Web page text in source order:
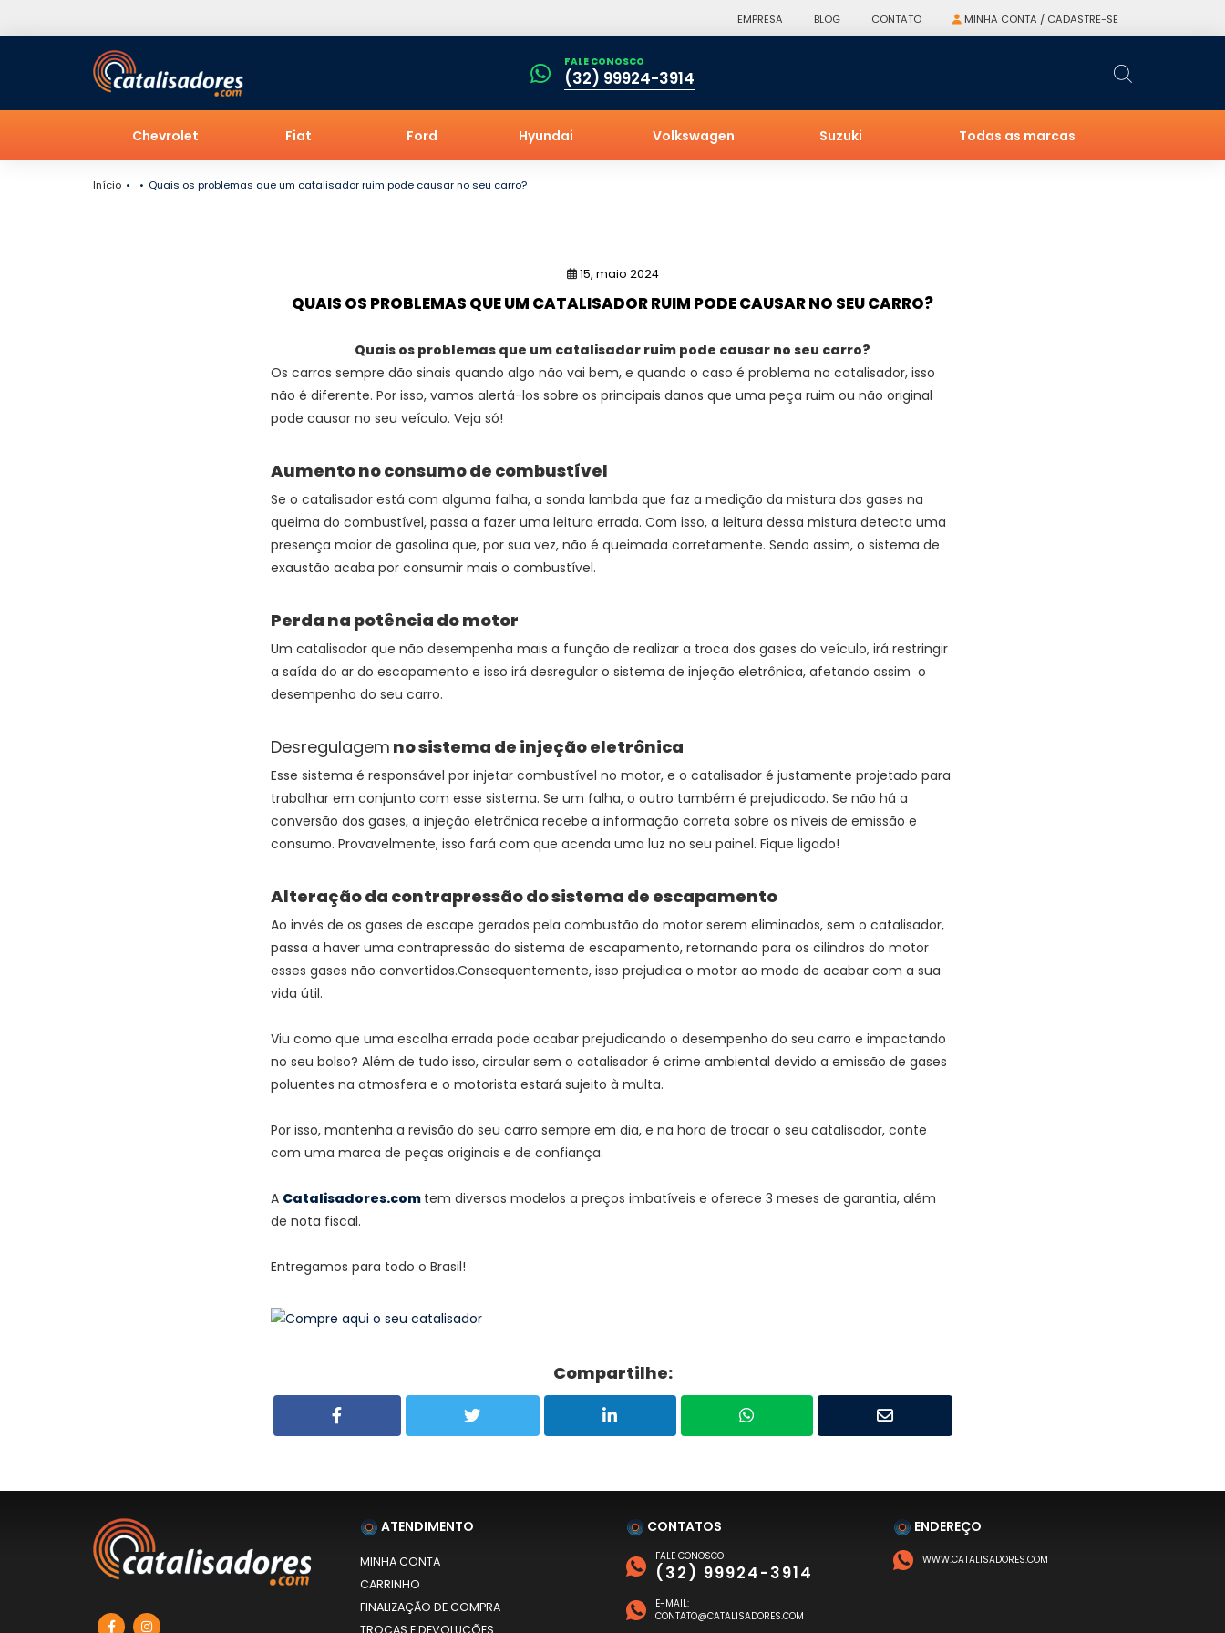
EMPRESA BLOG CONTATO MINHA CONTA / CADASTRE-SE
FALE CONOSCO
(32) 99924-3914
Chevrolet Fiat Ford Hyundai Volkswagen Suzuki Todas as marcas
Início Quais os problemas que um catalisador ruim pode causar no seu carro?
15, maio 2024
QUAIS OS PROBLEMAS QUE UM CATALISADOR RUIM PODE CAUSAR NO SEU CARRO?
Quais os problemas que um catalisador ruim pode causar no seu carro?
Os carros sempre dão sinais quando algo não vai bem, e quando o caso é problema no catalisador, isso
não é diferente. Por isso, vamos alertá-los sobre os principais danos que uma peça ruim ou não original
pode causar no seu veículo. Veja só!
Aumento no consumo de combustível
Se o catalisador está com alguma falha, a sonda lambda que faz a medição da mistura dos gases na
queima do combustível, passa a fazer uma leitura errada. Com isso, a leitura dessa mistura detecta uma
presença maior de gasolina que, por sua vez, não é queimada corretamente. Sendo assim, o sistema de
exaustão acaba por consumir mais o combustível.
Perda na potência do motor
Um catalisador que não desempenha mais a função de realizar a troca dos gases do veículo, irá restringir
a saída do ar do escapamento e isso irá desregular o sistema de injeção eletrônica, afetando assim o
desempenho do seu carro.
Desregulagem no sistema de injeção eletrônica
Esse sistema é responsável por injetar combustível no motor, e o catalisador é justamente projetado para
trabalhar em conjunto com esse sistema. Se um falha, o outro também é prejudicado. Se não há a
conversão dos gases, a injeção eletrônica recebe a informação correta sobre os níveis de emissão e
consumo. Provavelmente, isso fará com que acenda uma luz no seu painel. Fique ligado!
Alteração da contrapressão do sistema de escapamento
Ao invés de os gases de escape gerados pela combustão do motor serem eliminados, sem o catalisador,
passa a haver uma contrapressão do sistema de escapamento, retornando para os cilindros do motor
esses gases não convertidos.Consequentemente, isso prejudica o motor ao modo de acabar com a sua
vida útil.
Viu como que uma escolha errada pode acabar prejudicando o desempenho do seu carro e impactando
no seu bolso? Além de tudo isso, circular sem o catalisador é crime ambiental devido a emissão de gases
poluentes na atmosfera e o motorista estará sujeito à multa.
Por isso, mantenha a revisão do seu carro sempre em dia, e na hora de trocar o seu catalisador, conte
com uma marca de peças originais e de confiança.
A Catalisadores.com tem diversos modelos a preços imbatíveis e oferece 3 meses de garantia, além
de nota fiscal.
Entregamos para todo o Brasil!
Compartilhe:
ATENDIMENTO
MINHA CONTA
CARRINHO
FINALIZAÇÃO DE COMPRA
TROCAS E DEVOLUÇÕES
CONTATOS
FALE CONOSCO
(32) 99924-3914
E-MAIL:
CONTATO@CATALISADORES.COM
ENDEREÇO
WWW.CATALISADORES.COM